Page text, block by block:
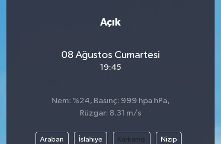
Açık
08 Ağustos Cumartesi
19:45
Nem: %24, Basınç: 999 hpa hPa,
Rüzgar: 8.31 m/s
Araban İslahiye Karkamış Nizip